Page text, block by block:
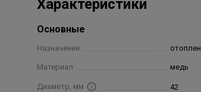
Характеристики
Основные
Назначение
Материал медь
Диаметр, мм 42